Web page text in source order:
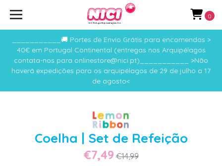
___________🚚 Portes de Envio Grátis para encomendas >
40€ em Portugal Continental (entregas nos Arquipélagos
contata-nos para onlinestore@nici.pt)___________ >Não
haverá expedições para os arquipélagos de 29 de julho a 17
de agosto<
0
Coelha | Set de Refeição
€7,49 €14,99